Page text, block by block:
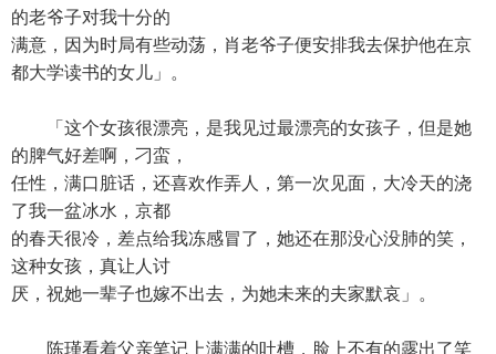
的老爷子对我十分的
满意，因为时局有些动荡，肖老爷子便安排我去保护他在京
都大学读书的女儿」。
「这个女孩很漂亮，是我见过最漂亮的女孩子，但是她
的脾气好差啊，刁蛮，
任性，满口脏话，还喜欢作弄人，第一次见面，大冷天的浇
了我一盆冰水，京都
的春天很冷，差点给我冻感冒了，她还在那没心没肺的笑，
这种女孩，真让人讨
厌，祝她一辈子也嫁不出去，为她未来的夫家默哀」。
陈瑾看着父亲笔记上满满的吐槽，脸上不有的露出了笑